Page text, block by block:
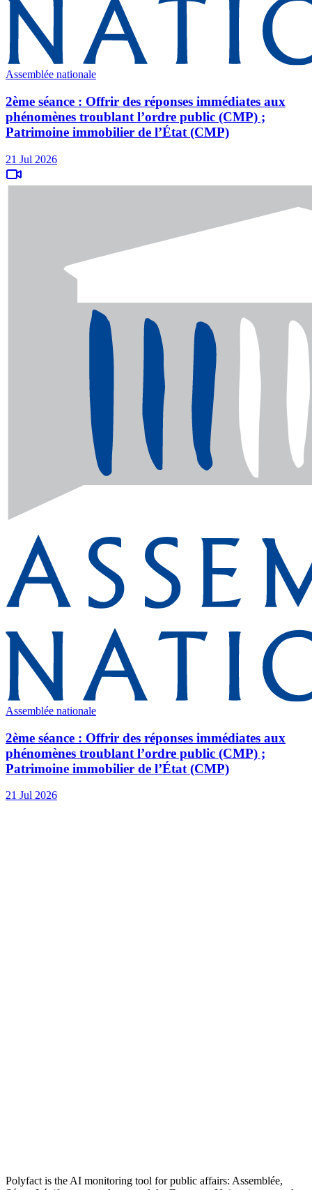
Assemblée nationale
2ème séance : Offrir des réponses immédiates aux
phénomènes troublant l’ordre public (CMP) ;
Patrimoine immobilier de l’État (CMP)
21 Jul 2026
Assemblée nationale
2ème séance : Offrir des réponses immédiates aux
phénomènes troublant l’ordre public (CMP) ;
Patrimoine immobilier de l’État (CMP)
21 Jul 2026
Polyfact is the AI monitoring tool for public affairs: Assemblée,